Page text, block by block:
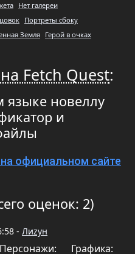
Нет галереи
Портреты сбоку
Земля Герой в очках
Fetch Quest:
языке новеллу
и
официальном сайте
оценок: 2)
- Лиzун
Персонажи:
Графика: